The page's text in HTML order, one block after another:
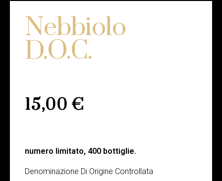
Nebbiolo
D.O.C.
15,00€
numero limitato, 400 bottiglie.
Denominazione Di Origine Controllata